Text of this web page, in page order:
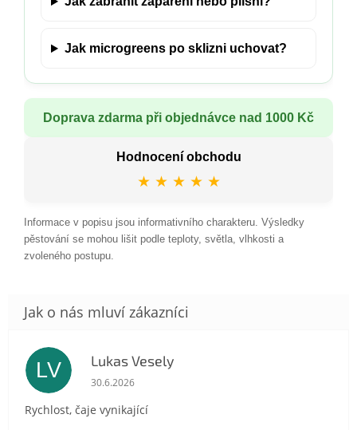
Jak microgreens po sklizni uchovat?
Doprava zdarma při objednávce nad 1000 Kč
Hodnocení obchodu
★ ★ ★ ★ ★
Informace v popisu jsou informativního charakteru. Výsledky
pěstování se mohou lišit podle teploty, světla, vlhkosti a
zvoleného postupu.
LV Lukas Vesely
Hodnocení obchodu je 5 z 5 hvězdiček.
30.6.2026
Rychlost, čaje vynikající